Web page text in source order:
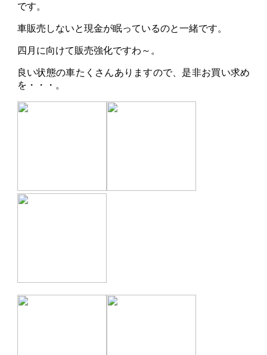
です。
車販売しないと現金が眠っているのと一緒です。
四月に向けて販売強化ですわ～。
良い状態の車たくさんありますので、是非お買い求め
を・・・。